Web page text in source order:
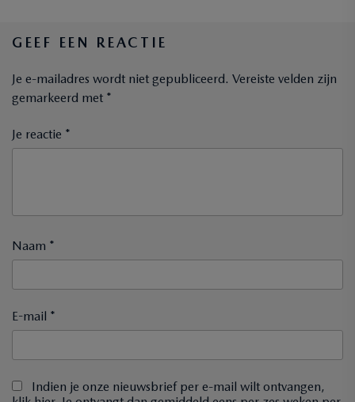
GEEF EEN REACTIE
Je e-mailadres wordt niet gepubliceerd. Vereiste velden zijn
gemarkeerd met *
Je reactie *
Naam *
E-mail *
Indien je onze nieuwsbrief per e-mail wilt ontvangen,